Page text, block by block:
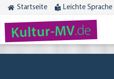
Startseite Leichte Sprache
Kultur-MV.de